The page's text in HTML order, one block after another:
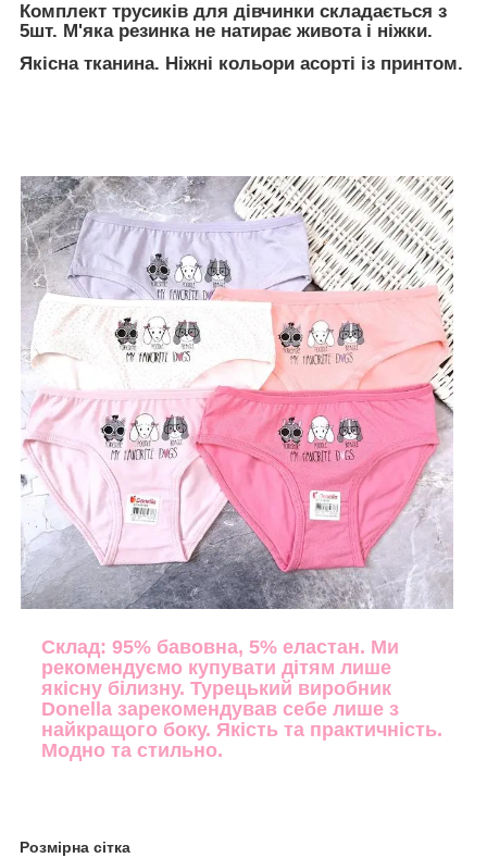
Комплект трусиків для дівчинки складається з
5шт. М'яка резинка не натирає живота і ніжки.
Якісна тканина. Ніжні кольори асорті із принтом.
Склад: 95% бавовна, 5% еластан. Ми
рекомендуємо купувати дітям лише
якісну білизну. Турецький виробник
Donella зарекомендував себе лише з
найкращого боку. Якість та практичність.
Модно та стильно.
Розмірна сітка